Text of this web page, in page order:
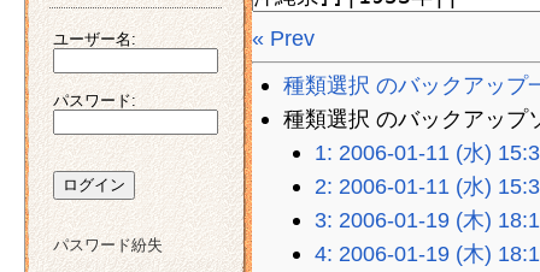
ユーザー名:
パスワード:
パスワード紛失
« Prev
種類選択 のバックアップ
種類選択 のバックアップ
1: 2006-01-11 (水)
2: 2006-01-11 (水)
3: 2006-01-19 (木)
4: 2006-01-19 (木)